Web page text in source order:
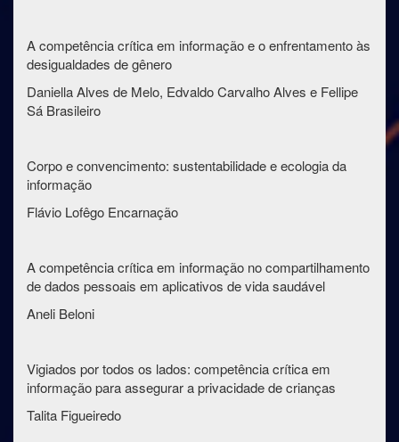
A competência crítica em informação e o enfrentamento às
desigualdades de gênero
Daniella Alves de Melo, Edvaldo Carvalho Alves e Fellipe
Sá Brasileiro
Corpo e convencimento: sustentabilidade e ecologia da
informação
Flávio Lofêgo Encarnação
A competência crítica em informação no compartilhamento
de dados pessoais em aplicativos de vida saudável
Aneli Beloni
Vigiados por todos os lados: competência crítica em
informação para assegurar a privacidade de crianças
Talita Figueiredo